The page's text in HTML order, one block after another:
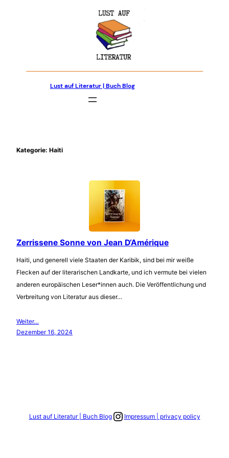
Lust auf Literatur | Buch Blog
Kategorie: Haiti
Zerrissene Sonne von Jean D‘Amérique
Haiti, und generell viele Staaten der Karibik, sind bei mir weiße
Flecken auf der literarischen Landkarte, und ich vermute bei vielen
anderen europäischen Leser*innen auch. Die Veröffentlichung und
Verbreitung von Literatur aus dieser…
Weiter…
Dezember 16, 2024
Lust auf Literatur | Buch BlogLink zum Instagram Account
Impressum | privacy policy